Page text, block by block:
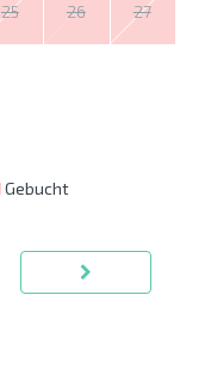
25 26 27
Gebucht